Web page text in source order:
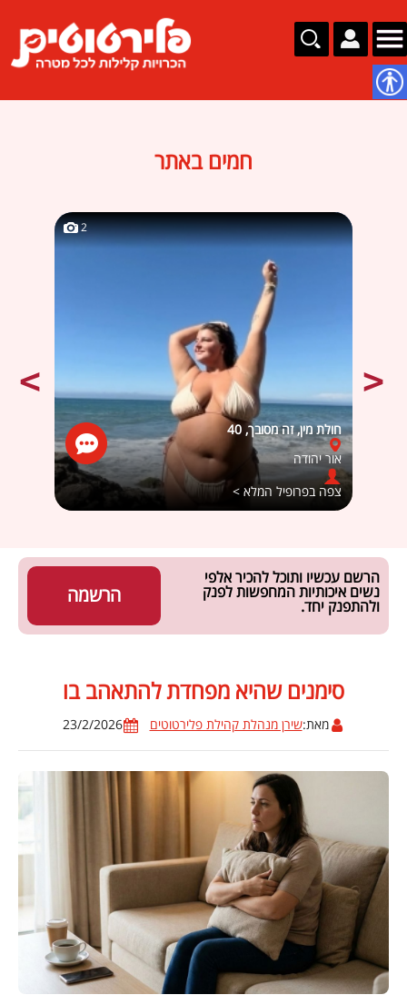
חמים באתר
2
חולת מין, זה מסובך, 40
אור יהודה
צפה בפרופיל המלא >
הרשמה
הרשם עכשיו ותוכל להכיר אלפי
נשים איכותיות המחפשות לפנק
ולהתפנק יחד.
סימנים שהיא מפחדת להתאהב בו
מאת:שירן מנהלת קהילת פלירטוטים 23/2/2026